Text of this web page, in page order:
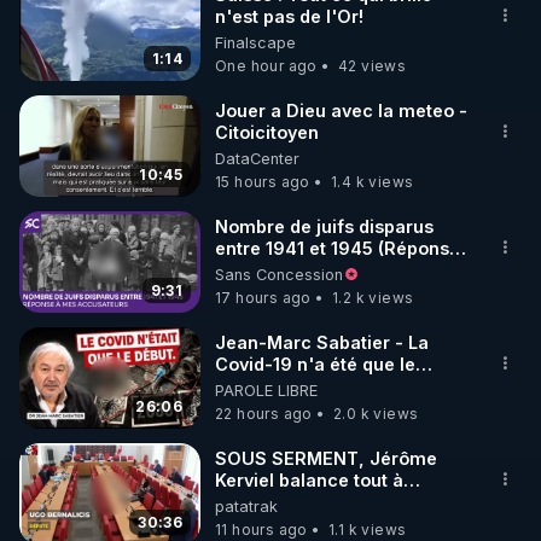
🌱 INSTAGRAM
https://www.instagram.com/rdlr_thierrycasasnovas/
http://rgnr.li/instagram
🌱 LA NEWSLETTER
Pour ne pas rater l’actualité RGNR (stages,
http://rgnr.li/news
🌱 VIDÉOS NON CENSURÉES SUR ODYSEE
Toutes les vidéos Youtube sont aussi sur la
http://rgnr.li/odysee
🌱 LES STAGES EN PRÉSENTIEL
http://rgnr.li/stages
1:14
n'est pas de l'Or!
Finalscape
One hour ago
42 views
10:45
Jouer a Dieu avec la meteo -
Citoicitoyen
DataCenter
15 hours ago
1.4 k views
9:31
Nombre de juifs disparus
entre 1941 et 1945 (Réponse
à mes accusateurs)
Sans Concession
17 hours ago
1.2 k views
26:06
Jean-Marc Sabatier - La
Covid-19 n'a été que le
début - L'ARNm & l'ARNm-aa
jusqu où auront-t-il ?
PAROLE LIBRE
22 hours ago
2.0 k views
30:36
SOUS SERMENT, Jérôme
Kerviel balance tout à
l'Assemblée !
patatrak
11 hours ago
1.1 k views